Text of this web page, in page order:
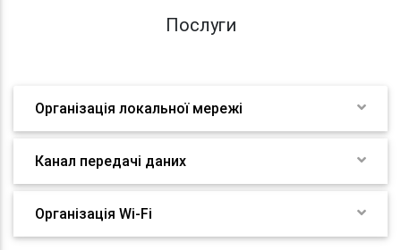
Послуги
Організація локальної мережі
Канал передачі даних
Організація Wi-Fi